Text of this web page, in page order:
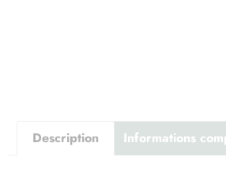
Description Informations